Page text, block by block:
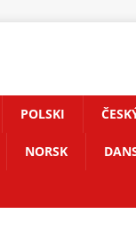
POLSKI
NORSK